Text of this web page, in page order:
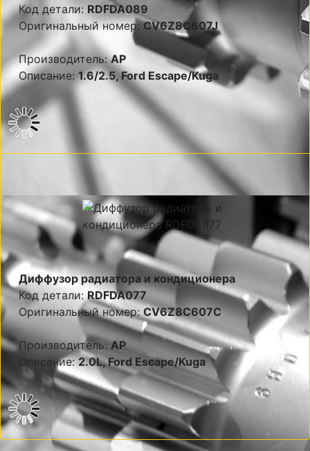
Код детали: RDFDA089
Оригинальный номер:CV6Z8C607J
Производитель:AP
Описание:1.6/2.5, Ford Escape/Kuga
Диффузор радиатора и кондиционера
Код детали:RDFDA077
Оригинальный номер:CV6Z8C607C
Производитель:AP
Описание:2.0L, Ford Escape/Kuga